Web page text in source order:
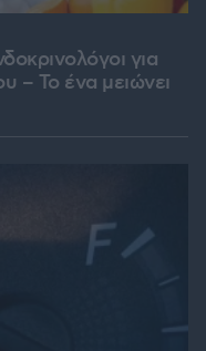
για
– Το ένα μειώνει